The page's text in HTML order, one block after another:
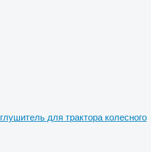
глушитель для трактора колесного